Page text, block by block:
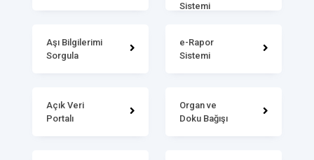
Sistemi
Aşı Bilgilerimi
Sorgula
e-Rapor
Sistemi
Açık Veri
Portalı
Organ ve
Doku Bağışı